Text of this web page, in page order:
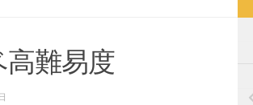
難易度